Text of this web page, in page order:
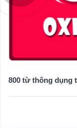
800 từ thông dụng